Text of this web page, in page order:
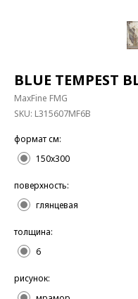
BLUE TEMPEST
MaxFine FMG
SKU: L315607MF6B
формат см:
150x300
поверхность:
глянцевая
толщина:
6
рисунок: